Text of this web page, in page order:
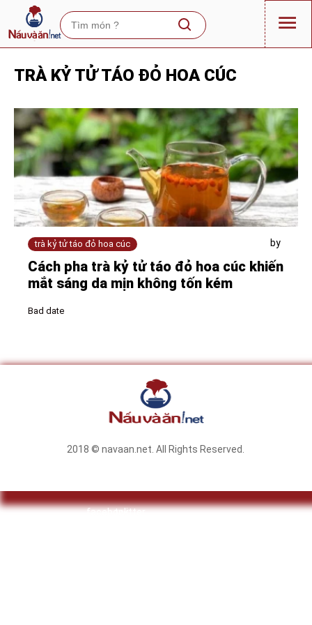
TRÀ KỶ TỬ TÁO ĐỎ HOA CÚC
trà kỷ tử táo đỏ hoa cúc by
Cách pha trà kỷ tử táo đỏ hoa cúc khiến
mắt sáng da mịn không tốn kém
Bad date
2018 © navaan.net. All Rights Reserved.
facebooktwitter